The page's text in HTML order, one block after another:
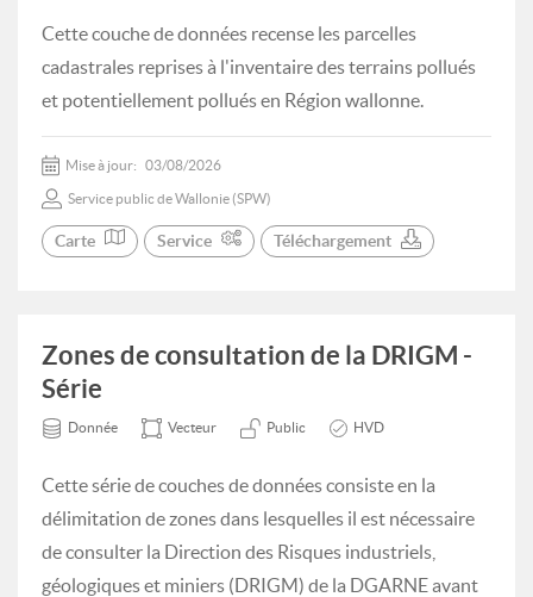
Cette couche de données recense les parcelles
cadastrales reprises à l'inventaire des terrains pollués
et potentiellement pollués en Région wallonne.
Mise à jour: 03/08/2026
Service public de Wallonie (SPW)
Carte Service Téléchargement
Zones de consultation de la DRIGM -
Série
Donnée Vecteur Public HVD
Cette série de couches de données consiste en la
délimitation de zones dans lesquelles il est nécessaire
de consulter la Direction des Risques industriels,
géologiques et miniers (DRIGM) de la DGARNE avant